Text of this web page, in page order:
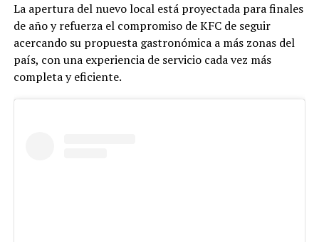
La apertura del nuevo local está proyectada para finales
de año y refuerza el compromiso de KFC de seguir
acercando su propuesta gastronómica a más zonas del
país, con una experiencia de servicio cada vez más
completa y eficiente.